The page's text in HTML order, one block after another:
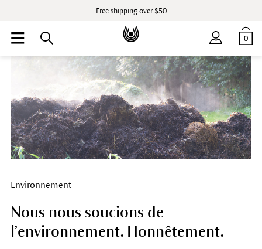
Free shipping over $50
0
Environnement
Nous nous soucions de
l’environnement. Honnêtement.